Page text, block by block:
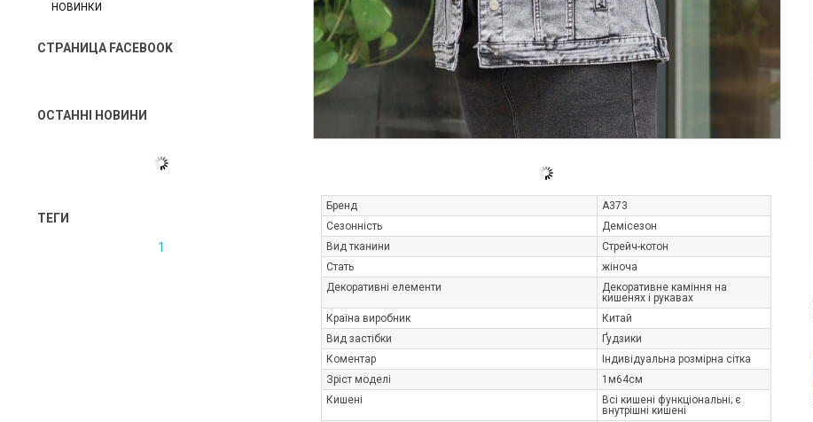
НОВИНКИ
СТРАНИЦА FACEBOOK
ОСТАННІ НОВИНИ
ТЕГИ
1
Бренд
A373
Сезонність
Демісезон
Вид тканини
Стрейч-котон
Стать
жіноча
Декоративні елементи
Декоративне каміння на
кишенях і рукавах
Країна виробник
Китай
Вид застібки
Ґудзики
Коментар
Індивідуальна розмірна сітка
Зріст моделі
1м64см
Кишені
Всі кишені функціональні; є
внутрішні кишені